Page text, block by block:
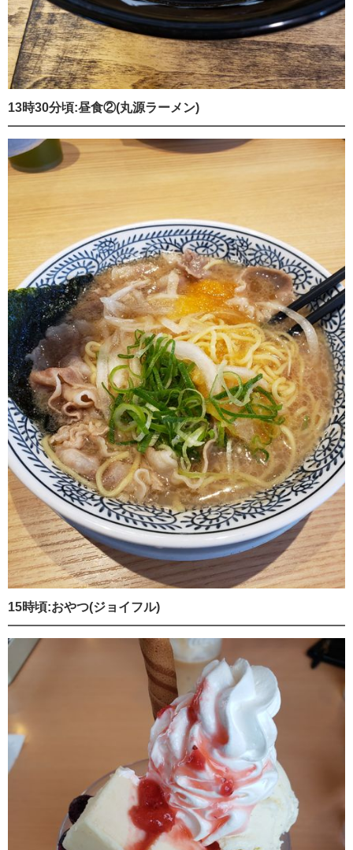
13時30分頃:昼食②(丸源ラーメン)
15時頃:おやつ(ジョイフル)